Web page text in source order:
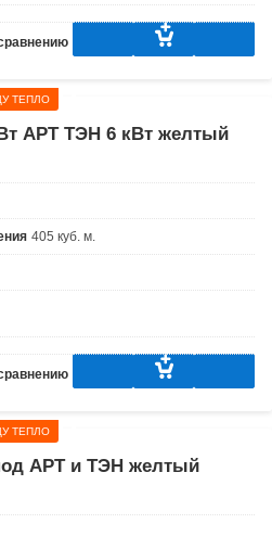
ТЕПЛО
АРТ ТЭН 6 кВт желтый
405 куб. м.
ТЕПЛО
АРТ и ТЭН желтый